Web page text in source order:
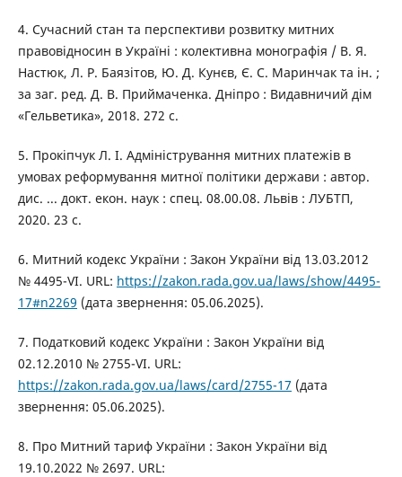
4. Сучасний стан та перспективи розвитку митних
правовідносин в Україні : колективна монографія / В. Я.
Настюк, Л. Р. Баязітов, Ю. Д. Кунєв, Є. С. Маринчак та ін. ;
за заг. ред. Д. В. Приймаченка. Дніпро : Видавничий дім
«Гельветика», 2018. 272 с.
5. Прокіпчук Л. І. Адміністрування митних платежів в
умовах реформування митної політики держави : автор.
дис. ... докт. екон. наук : спец. 08.00.08. Львів : ЛУБТП,
2020. 23 с.
6. Митний кодекс України : Закон України від 13.03.2012
№ 4495-VI. URL: https://zakon.rada.gov.ua/laws/show/4495-
17#n2269 (дата звернення: 05.06.2025).
7. Податковий кодекс України : Закон України від
02.12.2010 № 2755-VI. URL:
https://zakon.rada.gov.ua/laws/card/2755-17 (дата
звернення: 05.06.2025).
8. Про Митний тариф України : Закон України від
19.10.2022 № 2697. URL: